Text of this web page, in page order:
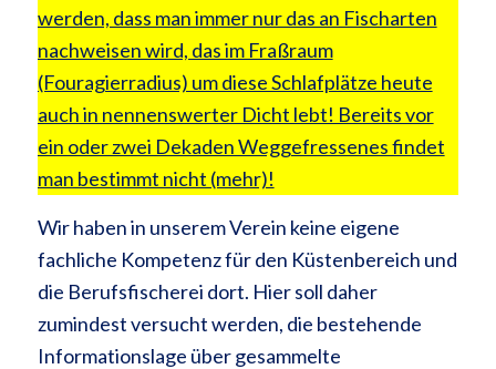
werden, dass man immer nur das an Fischarten
nachweisen wird, das im Fraßraum
(Fouragierradius) um diese Schlafplätze heute
auch in nennenswerter Dicht lebt! Bereits vor
ein oder zwei Dekaden Weggefressenes findet
man bestimmt nicht (mehr)!
Wir haben in unserem Verein keine eigene
fachliche Kompetenz für den Küstenbereich und
die Berufsfischerei dort. Hier soll daher
zumindest versucht werden, die bestehende
Informationslage über gesammelte